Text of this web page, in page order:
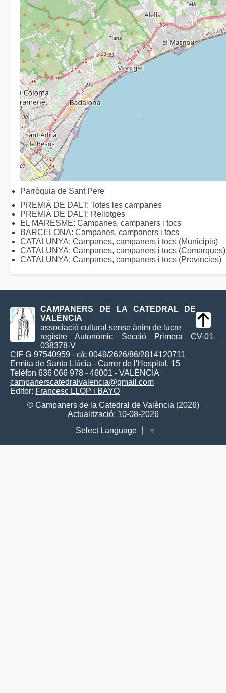
Parròquia de Sant Pere
PREMIÀ DE DALT: Totes les campanes
PREMIÀ DE DALT: Rellotges
EL MARESME: Campanes, campaners i tocs
BARCELONA: Campanes, campaners i tocs
CATALUNYA: Campanes, campaners i tocs (Municipis)
CATALUNYA: Campanes, campaners i tocs (Comarques)
CATALUNYA: Campanes, campaners i tocs (Províncies)
CAMPANERS DE LA CATEDRAL DE
VALÈNCIA
associació cultural sense ànim de lucre
registre Autonòmic Secció Primera CV-01-
038378-V
CIF G-97540959 - c/c 0049/2626/86/2814120711
Ermita de Santa Llúcia - Carrer de l'Hospital, 15
Telèfon 636 066 978 - 46001 - VALÈNCIA
campanerscatedralvalencia@gmail.com
Editor: Francesc LLOP i BAYO
© Campaners de la Catedral de València (2026)
Actualització: 10-08-2026
Select Language
▼